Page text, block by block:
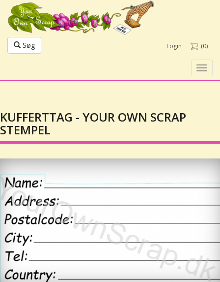
Søg Login (0)
KUFFERTTAG - YOUR OWN SCRAP
STEMPEL